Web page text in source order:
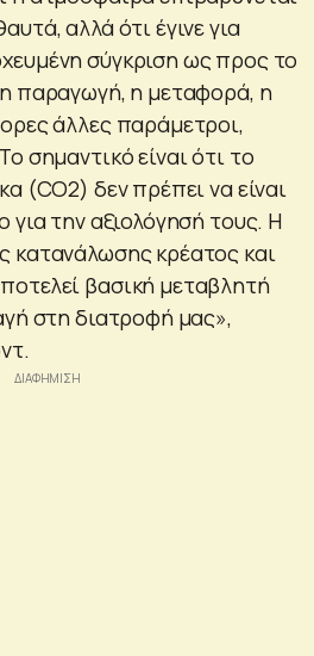
αλλά ότι έγινε για
σύγκριση ως προς το
παραγωγή, η μεταφορά, η
άλλες παράμετροι,
σημαντικό είναι ότι το
(CO2) δεν πρέπει να είναι
για την αξιολόγησή τους. Η
κρέατος και
βασική μεταβλητή
στη διατροφή μας»,